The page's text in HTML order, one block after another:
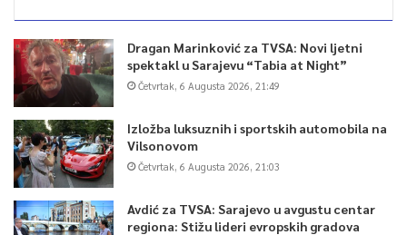
Dragan Marinković za TVSA: Novi ljetni
spektakl u Sarajevu “Tabia at Night”
Četvrtak, 6 Augusta 2026, 21:49
Izložba luksuznih i sportskih automobila na
Vilsonovom
Četvrtak, 6 Augusta 2026, 21:03
Avdić za TVSA: Sarajevo u avgustu centar
regiona: Stižu lideri evropskih gradova